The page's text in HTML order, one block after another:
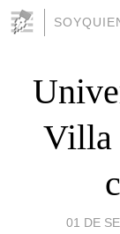
Villa
01 DE